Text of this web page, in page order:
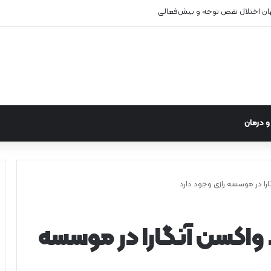
اختلال نقص توجه و بیش‌فعالی
درمان
در موسسه رازی وجود دارد
آنگارا در موسسه